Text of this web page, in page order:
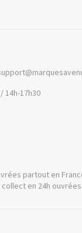
14h-17h30
partout en
en 24h ouvrées.